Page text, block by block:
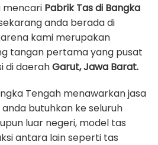
mencari Pabrik Tas di Bangka
anda berada di
kami merupakan
tangan pertama yang pusat
di daerahGarut, Jawa Barat.
Tengah menawarkan jasa
butuhkan ke seluruh
luar negeri, model tas
antara lain seperti tas